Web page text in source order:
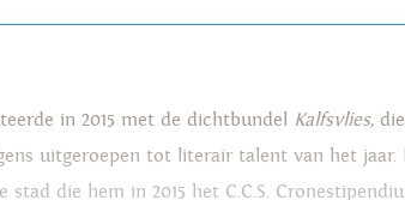
in 2015 met de dichtbundel Kalfsvlies,
uitgeroepen tot literair talent van het
die hem in 2015 het C.C.S.